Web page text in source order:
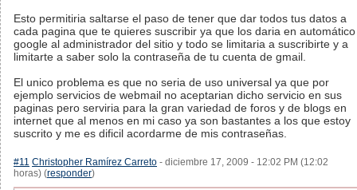
Esto permitiria saltarse el paso de tener que dar todos tus datos a
cada pagina que te quieres suscribir ya que los daria en automático
google al administrador del sitio y todo se limitaria a suscribirte y a
limitarte a saber solo la contraseña de tu cuenta de gmail.
El unico problema es que no seria de uso universal ya que por
ejemplo servicios de webmail no aceptarian dicho servicio en sus
paginas pero serviria para la gran variedad de foros y de blogs en
internet que al menos en mi caso ya son bastantes a los que estoy
suscrito y me es dificil acordarme de mis contraseñas.
#11 Christopher Ramírez Carreto - diciembre 17, 2009 - 12:02 PM (12:02
horas) (responder)